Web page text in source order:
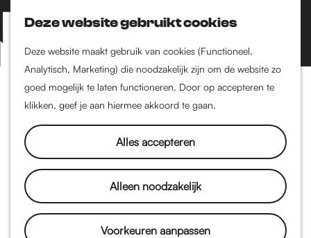
Deze website gebruikt cookies
Deze website maakt gebruik van cookies (Functioneel,
Analytisch, Marketing) die noodzakelijk zijn om de website zo
goed mogelijk te laten functioneren. Door op accepteren te
klikken, geef je aan hiermee akkoord te gaan.
Alles accepteren
Alleen noodzakelijk
Voorkeuren aanpassen
Z
o
e
k
e
K
a
a
r
t
M
e
n
Nijmegen-Nieuw-West
Dukenburg
Lindenholt
Historie
De oudste stad van
Nederland
Historische tijdlijn
Romeinse Limes
Vrede van Nijmegen
Penning